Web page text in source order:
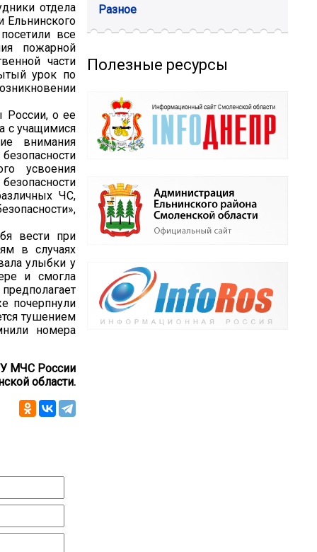
отдела
Ельнинского
все
пожарной
части
урок по
России, о ее
с учащимися
внимания
усвоения
ЧС,
вести при
в случаях
улыбки у
и смогла
почерпнули
тушением
номера
МЧС России
области.
Разное
Полезные ресурсы